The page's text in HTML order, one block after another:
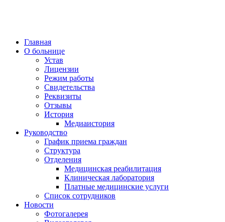
Главная
О больнице
Устав
Лицензии
Режим работы
Свидетельства
Реквизиты
Отзывы
История
Медиаистория
Руководство
График приема граждан
Структура
Отделения
Медицинская реабилитация
Клиническая лаборатория
Платные медицинские услуги
Список сотрудников
Новости
Фотогалерея